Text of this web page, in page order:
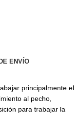
ENVÍO
principalmente el
al pecho,
para trabajar la